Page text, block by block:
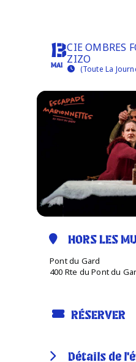
13
MAI
CIE OMBRES
ZIZO
(Toute La
HORS LES
Pont du Gard
400 Rte du Pont du
RÉSERVER
Détails de